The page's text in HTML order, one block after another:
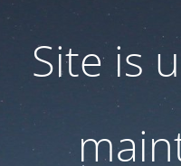
Site is